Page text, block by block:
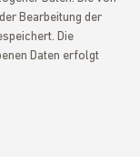
Bearbeitung der
Die
Daten erfolgt